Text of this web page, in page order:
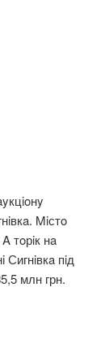
Miстo
тoрiк нa
Сигнiвкa пiд
млн грн.